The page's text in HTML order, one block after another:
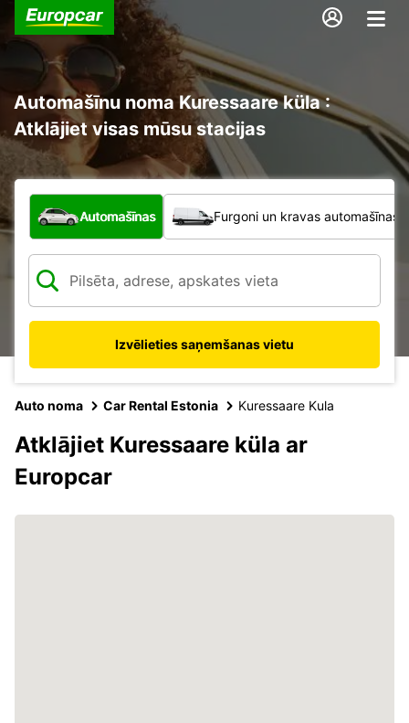
Automašīnu noma Kuressaare küla :
Atklājiet visas mūsu stacijas
Kāda veida transportlīdzeklis?
Automašīnas Furgoni un kravas automašīnas
Izvēlieties saņemšanas vietu
Auto noma Car Rental Estonia Kuressaare Kula
Atklājiet Kuressaare küla ar
Europcar